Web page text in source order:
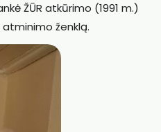
ŽŪR atkūrimo (1991 m.)
ženklą.